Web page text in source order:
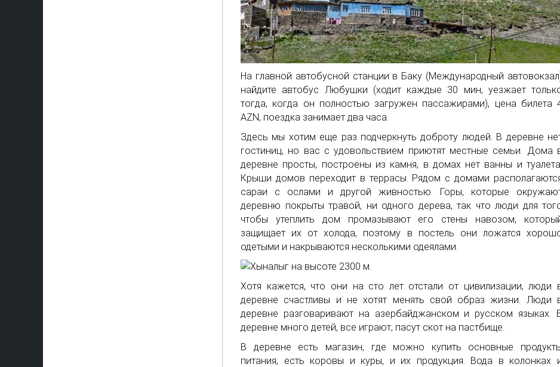
На главной автобусной станции в Баку (Международный
найдите автобус Любушки (ходит каждые 30 мин, уезжает
тогда, когда он полностью загружен пассажирами), цена билета
AZN, поездка занимает два часа.
Здесь мы хотим еще раз подчеркнуть доброту людей. В деревне
гостиниц, но вас с удовольствием приютят местные семьи. Дома
деревне просты, построены из камня, в домах нет ванны и туалета.
Крыши домов переходит в террасы. Рядом с домами
сараи с ослами и другой живностью. Горы, которые
деревню покрыты травой, ни одного дерева, так что люди для
чтобы утеплить дом промазывают его стены навозом,
защищает их от холода, поэтому в постель они ложатся
одетыми и накрываются несколькими одеялами.
Хотя кажется, что они на сто лет отстали от цивилизации, люди
деревне счастливы и не хотят менять свой образ жизни. Люди
деревне разговаривают на азербайджанском и русском языках.
деревне много детей, все играют, пасут скот на пастбище.
В деревне есть магазин, где можно купить основные
питания, есть коровы и куры, и их продукция. Вода в колонках